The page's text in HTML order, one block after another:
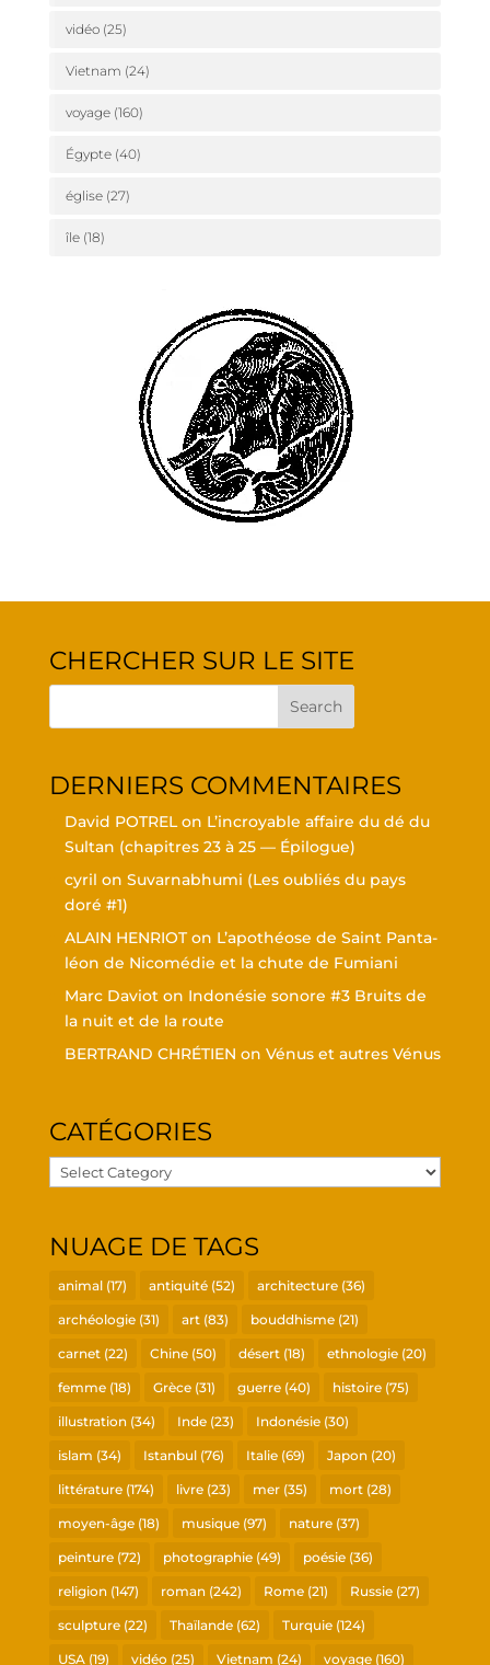
vidéo(25)
Vietnam (24)
voyage(160)
Égypte(40)
église(27)
île(18)
CHER­CHER SUR LE SITE
DER­NIERS COMMENTAIRES
David POTRELon L’in­croyable affaire du dé du
Sul­tan (cha­pitres 23 à 25 — Épilogue)
cyril on Suvar­nabhu­mi (Les oubliés du pays
doré #1)
ALAIN HENRIOTon L’a­po­théose de Saint Pan­ta­
léon de Nico­mé­die et la chute de Fumiani
Marc Davioton Indo­né­sie sonore #3 Bruits de
la nuit et de la route
BERTRAND CHRÉTIEN on Vénus et autres Vénus
CATÉ­GO­RIES
Caté­
go­
NUAGE DE TAGS
animal(17) antiquité(52) architecture(36)
archéologie(31) art(83) bouddhisme(21)
carnet(22) Chine(50) désert(18) ethnologie(20)
femme(18) Grèce(31) guerre(40) histoire(75)
illustration(34) Inde(23) Indonésie(30)
islam (34) Istanbul(76) Italie(69) Japon(20)
littérature(174) livre(23) mer(35) mort(28)
moyen-âge(18) musique(97) nature(37)
peinture(72) photographie(49) poésie(36)
religion(147) roman(242) Rome(21) Russie(27)
sculpture(22) Thaïlande(62) Turquie(124)
USA(19) vidéo (25) Vietnam (24) voyage(160)